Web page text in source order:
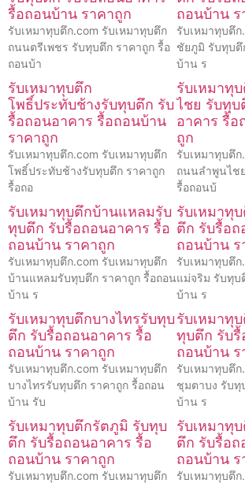
รื้อถอนบ้าน ราคาถูก
รับเหมาทุบตึก.com รับเหมาทุบตึก
ถนนตรีเพชร รับทุบตึก ราคาถูก รื้อ
ถอนบ้า
ถอนบ้าน ร
รับเหมาทุบตึ
ชัยภูมิ รับทุบตึ
บ้าน ร
รับเหมาทุบตึก
โพธิ์ประทับช้างรับทุบตึก รับ
รื้อถอนอาคาร รื้อถอนบ้าน
ราคาถูก
รับเหมาทุบตึก.com รับเหมาทุบตึก
โพธิ์ประทับช้างรับทุบตึก ราคาถูก
รื้อถอ
รับเหมาทุ
ไชย รับทุบ
อาคาร รื้อ
ถูก
รับเหมาทุบตึ
ถนนลำพูนไช
รื้อถอนบ้
รับเหมาทุบตึกบ้านแหลมรับ
ทุบตึก รับรื้อถอนอาคาร รื้อ
ถอนบ้าน ราคาถูก
รับเหมาทุบตึก.com รับเหมาทุบตึก
บ้านแหลมรับทุบตึก ราคาถูก รื้อถอน
บ้าน ร
รับเหมาทุ
ตึก รับรื้อถ
ถอนบ้าน ร
รับเหมาทุบตึ
แม่จริม รับทุบ
บ้าน ร
รับเหมาทุบตึกบางไทรรับทุบ
ตึก รับรื้อถอนอาคาร รื้อ
ถอนบ้าน ราคาถูก
รับเหมาทุบตึก.com รับเหมาทุบตึก
บางไทรรับทุบตึก ราคาถูก รื้อถอน
บ้าน รับ
รับเหมาทุ
ทุบตึก รับรื้
ถอนบ้าน ร
รับเหมาทุบตึ
ชุมตาบง รับทุ
บ้าน ร
รับเหมาทุบตึกรัตภูมิ รับทุบ
ตึก รับรื้อถอนอาคาร รื้อ
ถอนบ้าน ราคาถูก
รับเหมาทุบตึก.com รับเหมาทุบตึก
รับเหมาทุ
ตึก รับรื้อถ
ถอนบ้าน ร
รับเหมาทุบตึ